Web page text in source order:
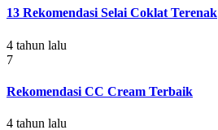
13 Rekomendasi Selai Coklat Terenak
4 tahun lalu
7
Rekomendasi CC Cream Terbaik
4 tahun lalu